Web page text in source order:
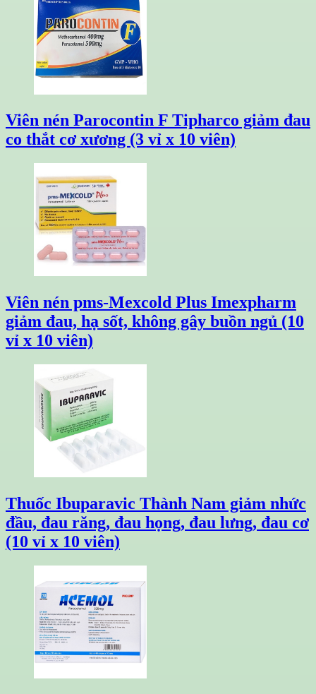
Viên nén Parocontin F Tipharco giảm đau
co thắt cơ xương (3 vỉ x 10 viên)
Viên nén pms-Mexcold Plus Imexpharm
giảm đau, hạ sốt, không gây buồn ngủ (10
vỉ x 10 viên)
Thuốc Ibuparavic Thành Nam giảm nhức
đầu, đau răng, đau họng, đau lưng, đau cơ
(10 vỉ x 10 viên)